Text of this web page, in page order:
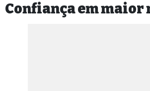
Confiança em maior